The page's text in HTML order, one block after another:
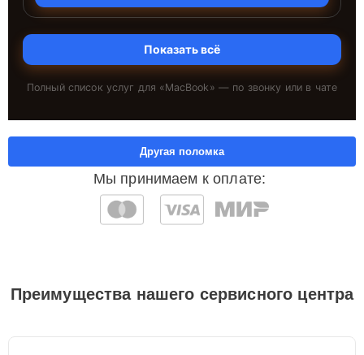
Показать всё
Полный список услуг для «MacBook » — по звонку или в чате
Мы принимаем к оплате:
Другая поломка
Преимущества нашего сервисного центра